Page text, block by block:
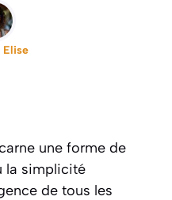
Elise
une forme de
la simplicité
de tous les